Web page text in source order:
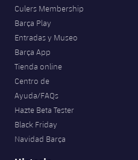
Culers Membership
Barça Play
Entradas y Museo
Barça App
Tienda online
Centro de
Ayuda/FAQs
Hazte Beta Tester
Black Friday
Navidad Barça